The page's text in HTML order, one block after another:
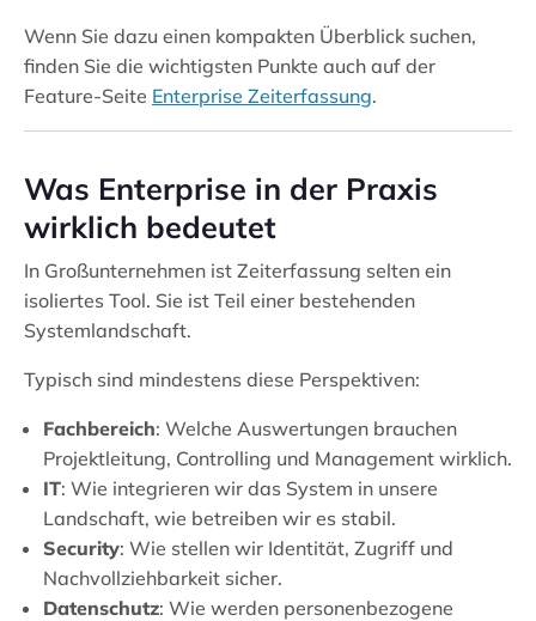
Wenn Sie dazu einen kompakten Überblick suchen,
finden Sie die wichtigsten Punkte auch auf der
Feature-Seite Enterprise Zeiterfassung.
Was Enterprise in der Praxis
wirklich bedeutet
In Großunternehmen ist Zeiterfassung selten ein
isoliertes Tool. Sie ist Teil einer bestehenden
Systemlandschaft.
Typisch sind mindestens diese Perspektiven:
Fachbereich: Welche Auswertungen brauchen
Projektleitung, Controlling und Management wirklich.
IT: Wie integrieren wir das System in unsere
Landschaft, wie betreiben wir es stabil.
Security: Wie stellen wir Identität, Zugriff und
Nachvollziehbarkeit sicher.
Datenschutz: Wie werden personenbezogene